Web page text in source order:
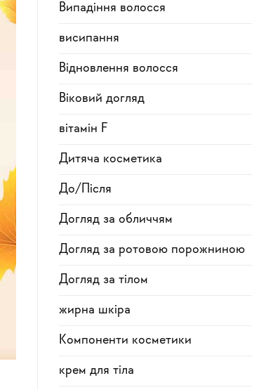
Випадіння волосся
висипання
Відновлення волосся
Віковий догляд
вітамін F
Дитяча косметика
До/Після
Догляд за обличчям
Догляд за ротовою порожниною
Догляд за тілом
жирна шкіра
Компоненти косметики
крем для тіла